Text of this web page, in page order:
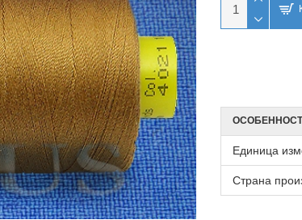
Единица
Страна